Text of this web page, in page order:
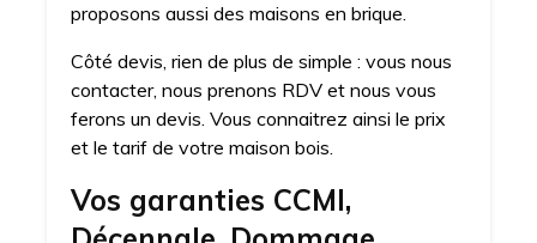
proposons aussi des maisons en brique.
Côté devis, rien de plus de simple : vous nous
contacter, nous prenons RDV et nous vous
ferons un devis. Vous connaitrez ainsi le prix
et le tarif de votre maison bois.
Vos garanties CCMI,